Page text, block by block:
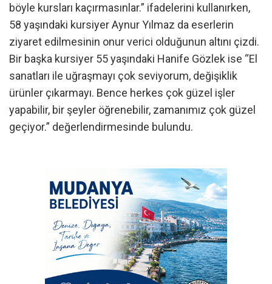
böyle kursları kaçırmasınlar.” ifadelerini kullanırken,
58 yaşındaki kursiyer Aynur Yılmaz da eserlerin
ziyaret edilmesinin onur verici olduğunun altını çizdi.
Bir başka kursiyer 55 yaşındaki Hanife Gözlek ise “El
sanatları ile uğraşmayı çok seviyorum, değişiklik
ürünler çıkarmayı. Bence herkes çok güzel işler
yapabilir, bir şeyler öğrenebilir, zamanımız çok güzel
geçiyor.” değerlendirmesinde bulundu.